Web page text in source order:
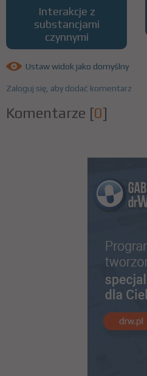
Interakcje z
substancjami
czynnymi
Ustaw widok jako domyślny
Zaloguj się, aby dodać komentarz
Komentarze [0]